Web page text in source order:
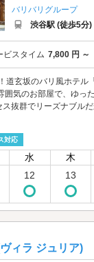
バリバリグループ
渋谷駅 (徒歩5分)
ビスタイム 7,800 円 ～
道玄坂のバリ風ホテル
囲気のお部屋で、ゆっ
抜群でリーズナブル
対応
水 木
12 13
ィラ ジュリア)